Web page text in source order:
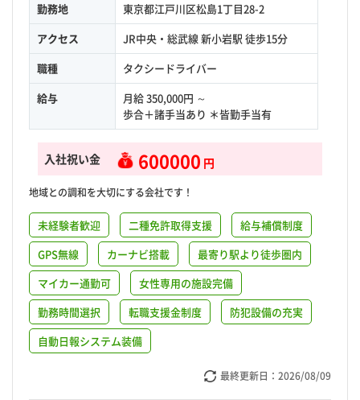
勤務地
東京都江戸川区松島1丁目28-2
アクセス
JR中央・総武線 新小岩駅 徒歩15分
職種
タクシードライバー
給与
月給 350,000円 ～
歩合＋諸手当あり ＊皆勤手当有
入社祝い金 600000 円
地域との調和を大切にする会社です！
未経験者歓迎 二種免許取得支援
給与補償制度
GPS無線
カーナビ搭載
最寄り駅より徒歩圏内
マイカー通勤可
女性専用の施設完備
勤務時間選択
転職支援金制度
防犯設備の充実
自動日報システム装備
最終更新日： 2026/08/09